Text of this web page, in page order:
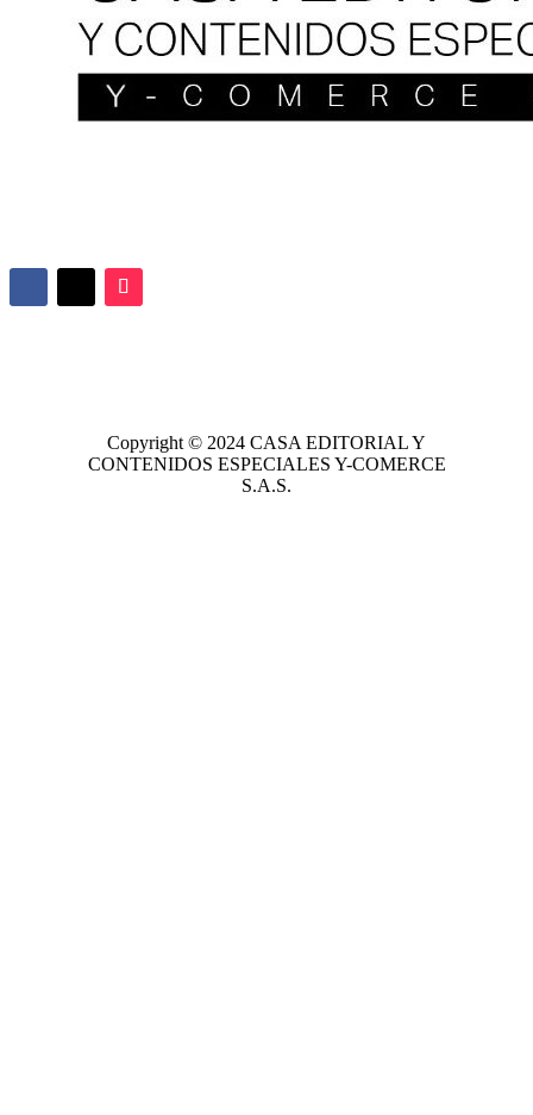
Copyright © 2024 CASA EDITORIALY
CONTENIDOS ESPECIALES Y-COMERCE
S.A.S.